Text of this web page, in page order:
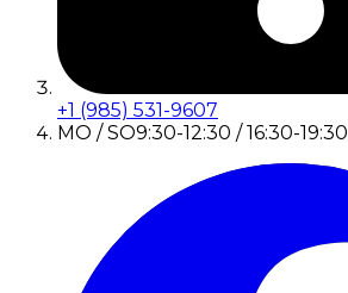
+1 (985) 531-9607
MO / SO9:30-12:30 / 16:30-19:30